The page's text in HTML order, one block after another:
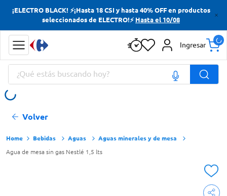
¡ELECTRO BLACK! ⚡¡Hasta 18 CSI y hasta 40% OFF en productos
seleccionados de ELECTRO!⚡ Hasta el 10/08
Ingresar
¿Qué estás buscando hoy?
Volver
Bebidas Aguas Aguas minerales y de mesa
Agua de mesa sin gas Nestlé 1,5 lts
Términos más buscados
Yerba
Cerveza
Papas Fritas
Términos más buscados
Yerba
Cerveza
Papas Fritas